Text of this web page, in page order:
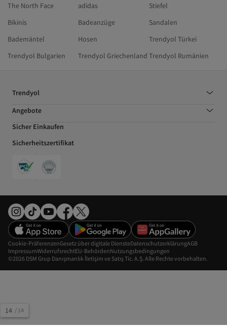
14 / 14
The North Face
adidas
Stiefel
Bikinis
Badeanzüge
Sandalen
Bademäntel
Hosen
Trendyol Türkei
Trendyol Bulgarien
Trendyol Griechenland Trendyol Rumänien
Trendyol
Angebote
Sicher Einkaufen
Sicherheitszertifikat
©2026 DSM Grup Danışmanlık İletişim ve Satış Tic. A.Ş. Alle Rechte vorbehalten.
Cookie-PräferenzenGesetz über digitale DiensteDatenschutzerklärungAGB
ImpressumWiderrufsrechtEU-BehördenNutzungsbedingungen